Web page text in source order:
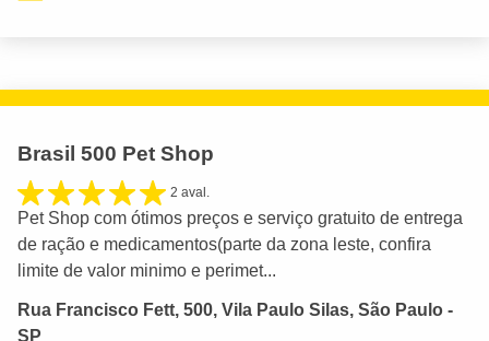
Brasil 500 Pet Shop
2 aval.
Pet Shop com ótimos preços e serviço gratuito de entrega
de ração e medicamentos(parte da zona leste, confira
limite de valor minimo e perimet...
Rua Francisco Fett, 500, Vila Paulo Silas, São Paulo -
SP